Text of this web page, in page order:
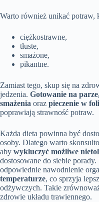
Warto również unikać potraw,
ciężkostrawne,
tłuste,
smażone,
pikantne.
Zamiast tego, skup się na
jedzenia. Gotowanie na
smażenia oraz pieczenie w
poprawiają strawność potraw.
Każda dieta powinna być
osoby. Dlatego warto
aby wykluczyć możliwe
dostosowane do siebie
odpowiednie nawodnienie
temperaturze, co sprzyja
odżywczych. Takie
zdrowie układu trawiennego.